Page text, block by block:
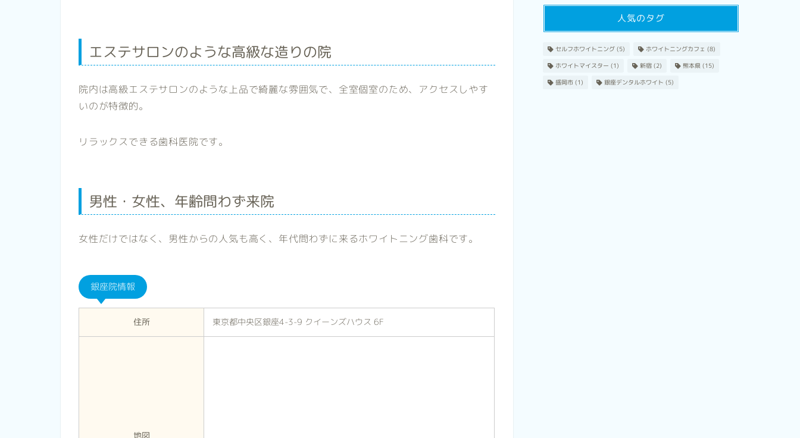
エステサロンのような高級な造りの院
院内は高級エステサロンのような上品で綺麗な雰囲気で、全室個室のため、アクセスしやす
いのが特徴的。
リラックスできる歯科医院です。
男性・女性、年齢問わず来院
女性だけではなく、男性からの人気も高く、年代問わずに来るホワイトニング歯科です。
銀座院情報
住所 東京都中央区銀座4-3-9 クイーンズハウス 6F
地図
人気のタグ
セルフホワイトニング(5) ホワイトニングカフェ (8)
ホワイトマイスター (1) 新宿(2) 熊本県(15)
盛岡市(1) 銀座デンタルホワイト (5)